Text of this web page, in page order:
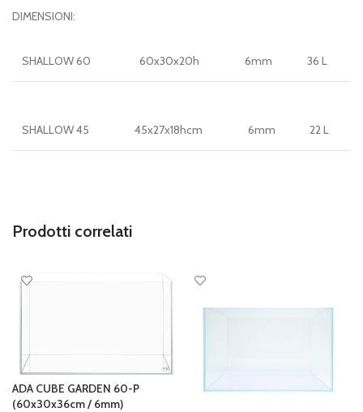
DIMENSIONI:
SHALLOW 60 60x30x20h 6mm 36 L
SHALLOW 45 45x27x18hcm 6mm 22 L
Prodotti correlati
ADA CUBE GARDEN 60-P
(60x30x36cm / 6mm)